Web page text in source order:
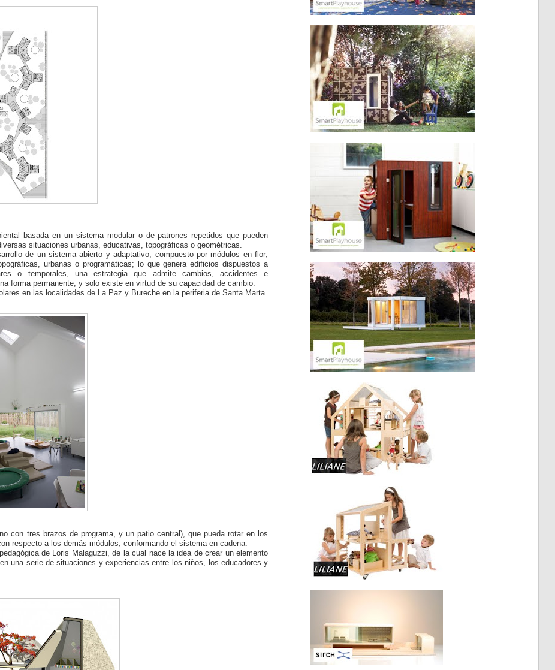
basada en un sistema modular o de patrones repetidos que pueden
situaciones urbanas, educativas, topográficas o geométricas.
de un sistema abierto y adaptativo; compuesto por módulos en flor;
urbanas o programáticas; lo que genera edificios dispuestos a
o temporales, una estrategia que admite cambios, accidentes e
forma permanente, y solo existe en virtud de su capacidad de cambio.
en las localidades de La Paz y Bureche en la periferia de Santa Marta.
con tres brazos de programa, y un patio central), que pueda rotar en los
respecto a los demás módulos, conformando el sistema en cadena.
de Loris Malaguzzi, de la cual nace la idea de crear un elemento
una serie de situaciones y experiencias entre los niños, los educadores y